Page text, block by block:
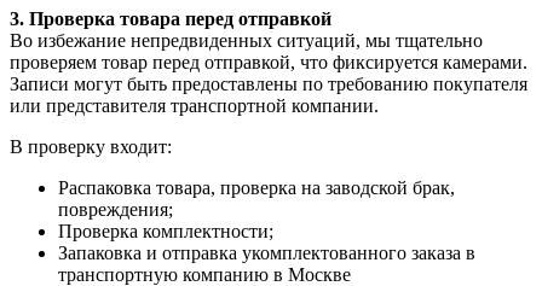
3. Проверка товара перед отправкой
Во избежание непредвиденных ситуаций, мы тщательно
проверяем товар перед отправкой, что фиксируется камерами.
Записи могут быть предоставлены по требованию покупателя
или представителя транспортной компании.
В проверку входит:
Распаковка товара, проверка на заводской брак,
повреждения;
Проверка комплектности;
Запаковка и отправка укомплектованного заказа в
транспортную компанию в Москве